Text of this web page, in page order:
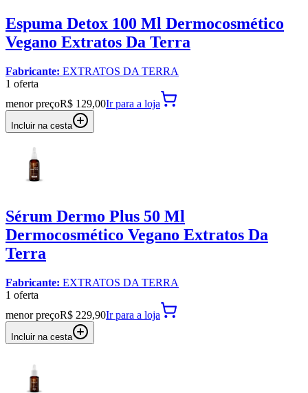
Espuma Detox 100 Ml Dermocosmético
Vegano Extratos Da Terra
Fabricante: EXTRATOS DA TERRA
1 oferta
menor preçoR$ 129,00Ir para a loja
Incluir na cesta
Sérum Dermo Plus 50 Ml
Dermocosmético Vegano Extratos Da
Terra
Fabricante: EXTRATOS DA TERRA
1 oferta
menor preçoR$ 229,90Ir para a loja
Incluir na cesta